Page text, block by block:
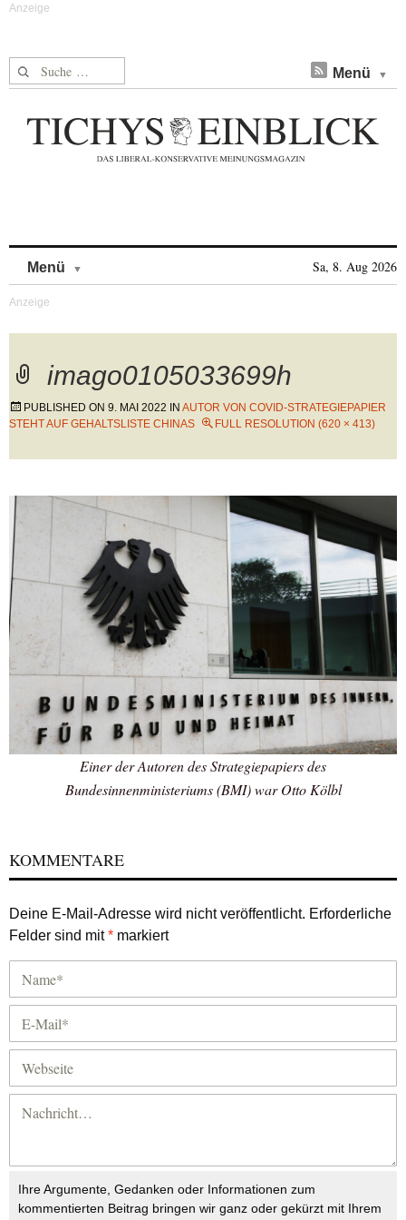
Suche nach: Menü
Menü Sa, 8. Aug 2026
imago0105033699h
PUBLISHED ON 9. MAI 2022 IN AUTOR VON COVID-STRATEGIEPAPIER
STEHT AUF GEHALTSLISTE CHINAS
FULL RESOLUTION (620 × 413)
Einer der Autoren des Strategiepapiers des
Bundesinnenministeriums (BMI) war Otto Kölbl
KOMMENTARE
Deine E-Mail-Adresse wird nicht veröffentlicht. Erforderliche
Felder sind mit* markiert
Ihre Argumente, Gedanken oder Informationen zum
kommentierten Beitrag bringen wir ganz oder gekürzt mit Ihrem